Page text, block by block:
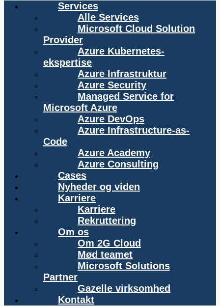
Services
Alle Services
Microsoft Cloud Solution
Provider
Azure Kubernetes-
ekspertise
Azure Infrastruktur
Azure Security
Managed Service for
Microsoft Azure
Azure DevOps
Azure Infrastructure-as-
Code
Azure Academy
Azure Consulting
Cases
Nyheder og viden
Karriere
Karriere
Rekruttering
Om os
Om 2G Cloud
Mød teamet
Microsoft Solutions
Partner
Gazelle virksomhed
Kontakt